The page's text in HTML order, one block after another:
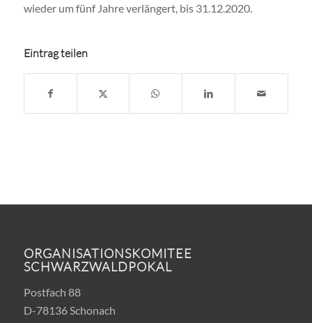
wieder um fünf Jahre verlängert, bis 31.12.2020.
Eintrag teilen
ORGANISATIONSKOMITEE
SCHWARZWALDPOKAL
Postfach 88
D-78136 Schonach